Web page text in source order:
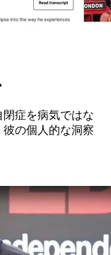
症を病気ではな
の個人的な洞察